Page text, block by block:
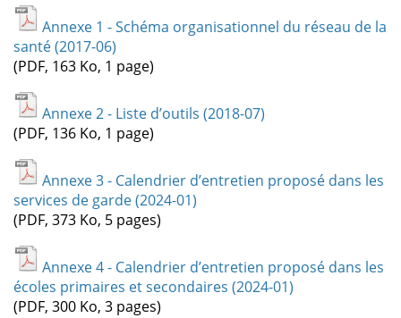
Annexe 1 - Schéma organisationnel du réseau de la
santé (2017-06)
(PDF, 163 Ko, 1 page)
Annexe 2 - Liste d’outils (2018-07)
(PDF, 136 Ko, 1 page)
Annexe 3 - Calendrier d’entretien proposé dans les
services de garde (2024-01)
(PDF, 373 Ko, 5 pages)
Annexe 4 - Calendrier d’entretien proposé dans les
écoles primaires et secondaires (2024-01)
(PDF, 300 Ko, 3 pages)